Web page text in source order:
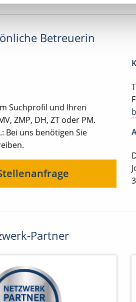
Betreuerin
Suchprofil und Ihren
ZMP, DH, ZT oder PM.
Bei uns benötigen Sie
Partner